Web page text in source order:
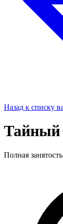
Назад к списку
Тайный
Полная занятость